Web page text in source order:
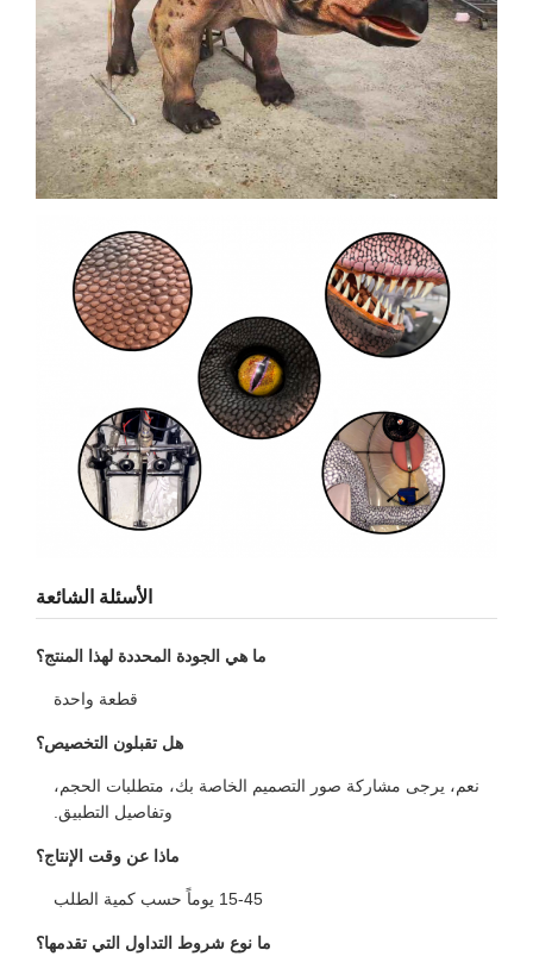
الأسئلة الشائعة
ما هي الجودة المحددة لهذا المنتج؟
قطعة واحدة
هل تقبلون التخصيص؟
نعم، يرجى مشاركة صور التصميم الخاصة بك، متطلبات الحجم،
وتفاصيل التطبيق.
ماذا عن وقت الإنتاج؟
15-45 يوماً حسب كمية الطلب
ما نوع شروط التداول التي تقدمها؟